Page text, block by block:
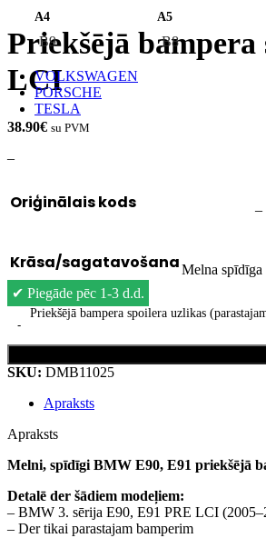
A4
B9
A5
B8
VOLKSWAGEN
PORSCHE
TESLA
Priekšējā
LCI
38.90€ su PVM
–
Oriģinālais kods –
Krāsa/sagatavošanaMelna spīdīga
✔ Piegāde pēc 1-3 d.d.
Priekšējā bampera spoilera uzlikas
SKU: DMB11025
Apraksts
Apraksts
Melni, spīdīgi BMW E90, E91 priekšējā
Detalē der šādiem modeļiem:
– BMW 3. sērija E90, E91 PRE LCI
– Der tikai parastajam bamperim